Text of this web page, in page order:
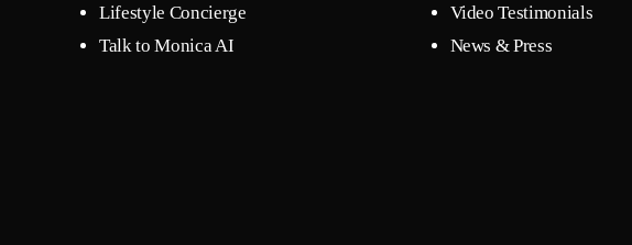
Lifestyle Concierge
Talk to Monica AI
Video Testimonials
News & Press